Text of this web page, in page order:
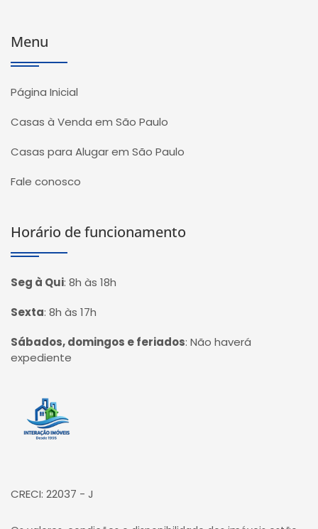
Menu
Página Inicial
Casas à Venda em São Paulo
Casas para Alugar em São Paulo
Fale conosco
Horário de funcionamento
Seg à Qui: 8h às 18h
Sexta: 8h às 17h
Sábados, domingos e feriados: Não haverá
expediente
Página inicial
CRECI: 22037 - J